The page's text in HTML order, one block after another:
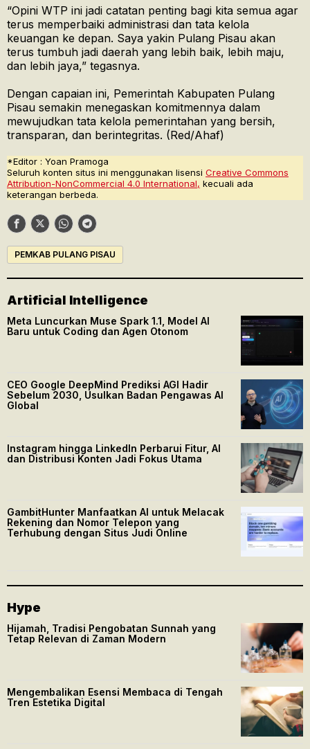
“Opini WTP ini jadi catatan penting bagi kita semua agar
terus memperbaiki administrasi dan tata kelola
keuangan ke depan. Saya yakin Pulang Pisau akan
terus tumbuh jadi daerah yang lebih baik, lebih maju,
dan lebih jaya,” tegasnya.
Dengan capaian ini, Pemerintah Kabupaten Pulang
Pisau semakin menegaskan komitmennya dalam
mewujudkan tata kelola pemerintahan yang bersih,
transparan, dan berintegritas. (Red/Ahaf)
*Editor : Yoan Pramoga
Seluruh konten situs ini menggunakan lisensi Creative Commons
Attribution-NonCommercial 4.0 International, kecuali ada
keterangan berbeda.
PEMKAB PULANG PISAU
Artificial Intelligence
Meta Luncurkan Muse Spark 1.1, Model AI
Baru untuk Coding dan Agen Otonom
CEO Google DeepMind Prediksi AGI Hadir
Sebelum 2030, Usulkan Badan Pengawas AI
Global
Instagram hingga LinkedIn Perbarui Fitur, AI
dan Distribusi Konten Jadi Fokus Utama
GambitHunter Manfaatkan AI untuk Melacak
Rekening dan Nomor Telepon yang
Terhubung dengan Situs Judi Online
Hype
Hijamah, Tradisi Pengobatan Sunnah yang
Tetap Relevan di Zaman Modern
Mengembalikan Esensi Membaca di Tengah
Tren Estetika Digital